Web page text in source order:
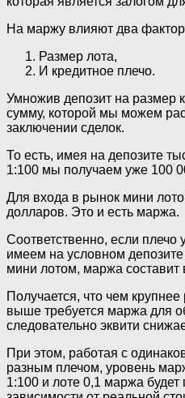
На маржу влияют два
Размер лота,
И кредитное плечо.
Умножив депозит на размер
сумму, которой мы можем
заключении сделок.
То есть, имея на депозите
1:100 мы получаем уже 100
Для входа в рынок мини
долларов. Это и есть маржа.
Соответственно, если плечо
имеем на условном
мини лотом, маржа составит
Получается, что чем
выше требуется маржа для
следовательно эквити
При этом, работая с
разным плечом, уровень
1:100 и лоте 0,1 маржа